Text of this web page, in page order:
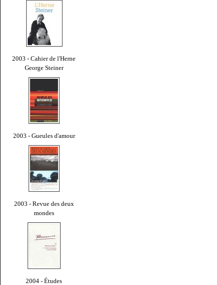
2003 - Cahier de l'Herne
George Steiner
2003 - Gueules d'amour
2003 - Revue des deux
mondes
2004 - Études